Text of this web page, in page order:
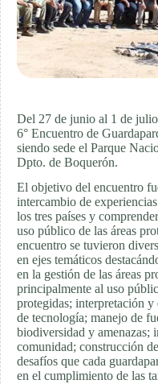
Del 27 de junio al 1 de
6° Encuentro de
siendo sede el Parque
Dpto. de Boquerón.
El objetivo del encuentro
intercambio de
los tres países y
uso público de las áreas
encuentro se tuvieron
en ejes temáticos
en la gestión de las áreas
principalmente al uso
protegidas; interpretación
de tecnología; manejo de
biodiversidad y amenazas;
comunidad; construcción
desafíos que cada
en el cumplimiento de las